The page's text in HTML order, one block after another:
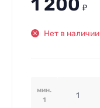
1 200 ₽
Нет в наличии
мин.
1